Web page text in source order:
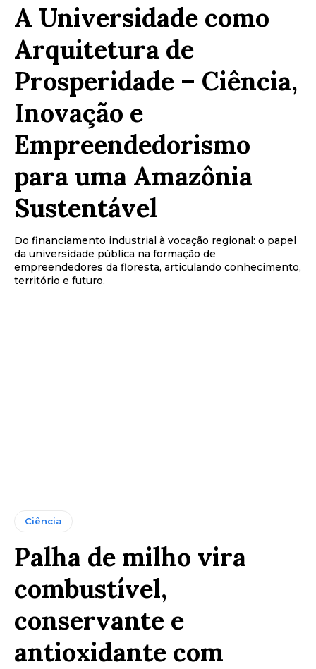
A Universidade como
Arquitetura de
Prosperidade – Ciência,
Inovação e
Empreendedorismo
para uma Amazônia
Sustentável
Do financiamento industrial à vocação regional: o papel
da universidade pública na formação de
empreendedores da floresta, articulando conhecimento,
território e futuro.
Ciência
Palha de milho vira
combustível,
conservante e
antioxidante com